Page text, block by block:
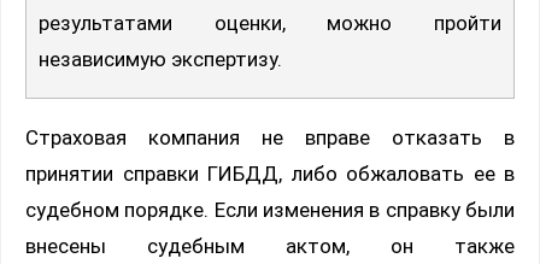
результатами оценки, можно пройти
независимую экспертизу.
Страховая компания не вправе отказать в
принятии справки ГИБДД, либо обжаловать ее в
судебном порядке. Если изменения в справку были
внесены судебным актом, он также